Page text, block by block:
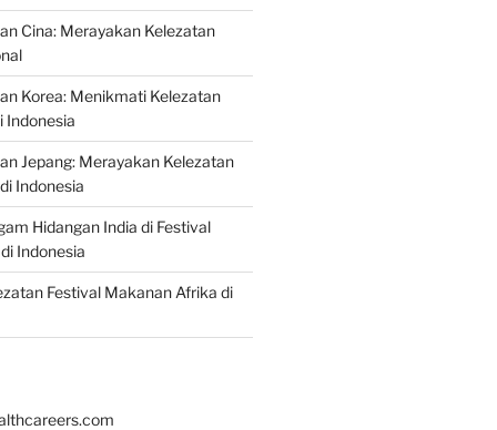
Cina: Merayakan Kelezatan
Korea: Menikmati Kelezatan
Indonesia
Jepang: Merayakan Kelezatan
Indonesia
Hidangan India di Festival
Indonesia
Festival Makanan Afrika di